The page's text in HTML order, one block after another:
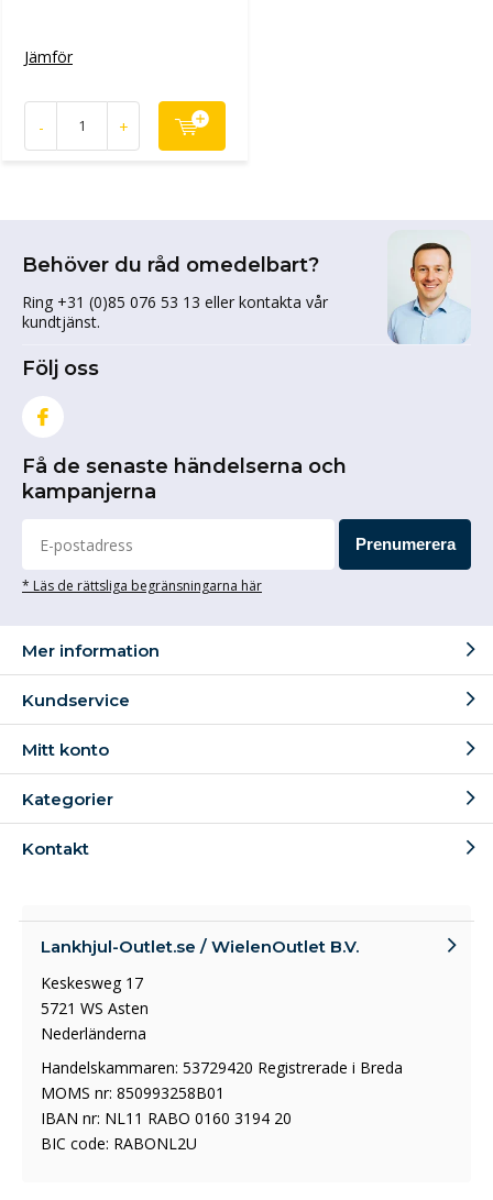
Jämför
- +
Behöver du råd omedelbart?
Ring +31 (0)85 076 53 13 eller kontakta vår
kundtjänst.
Följ oss
Få de senaste händelserna och
kampanjerna
Prenumerera
* Läs de rättsliga begränsningarna här
Mer information
Kundservice
Mitt konto
Kategorier
Kontakt
Lankhjul-Outlet.se / WielenOutlet B.V.
Keskesweg 17
5721 WS Asten
Nederländerna
Handelskammaren: 53729420 Registrerade i Breda
MOMS nr: 850993258B01
IBAN nr: NL11 RABO 0160 3194 20
BIC code: RABONL2U